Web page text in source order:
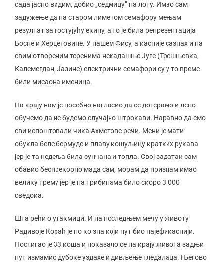
сада јасно видим, добио „седмицу” на лоту. Имао сам
задужење да на старом лименом семафору мењам
резултат за гостујућу екипу, а то је била репрезентација
Босне и Херцеговине. У нашем Фису, а касније сазнах и на
свим отвореним теренима некадашње Југе (Трешњевка,
Калемегдан, Јазине) електрични семафори су у то време
били мисаона именица.
На крају нам је посебно нагласио да се дотерамо и лепо
обучемо да не будемо случајно штрокави. Наравно да смо
сви испоштовали чика Ахметове речи. Мени је мати
обукла беле бермуде и плаву кошуљицу кратких рукава
јер је та недеља била сунчана и топла. Свој задатак сам
обавио беспрекорно мада сам, морам да признам имао
велику трему јер је на трибинама било скоро 3.000
сведока.
Шта рећи о утакмици. И на последњем мечу у животу
Радивоје Кораћ је по ко зна који пут био најефикаснији.
Постигао је 33 коша и показало се на крају живота задњи
пут измамио дубоке уздахе и дивљење гледалаца. Његово